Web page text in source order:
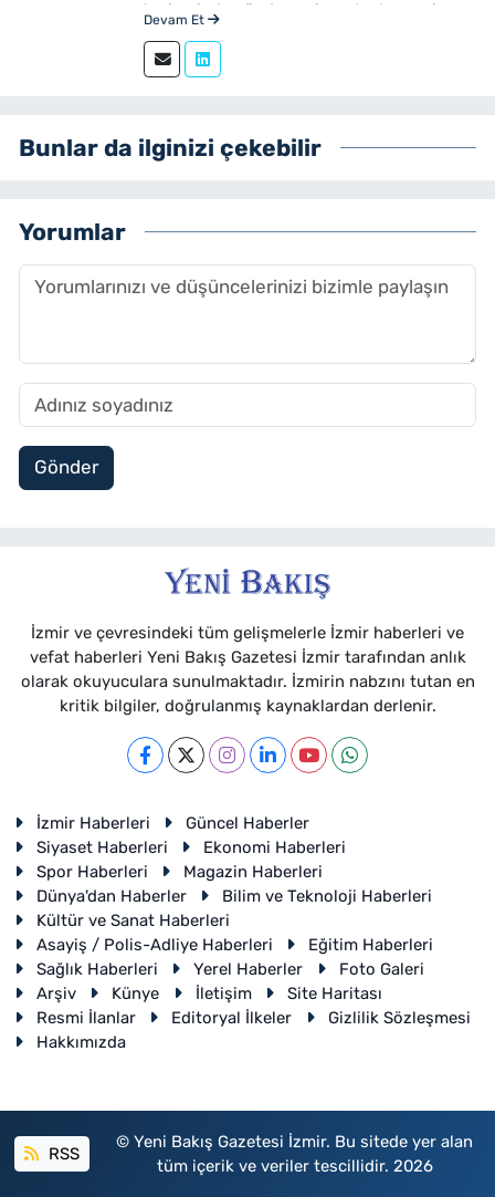
kariyerinde gündem, siyaset, ekonomi,
olmak üzere birçok alanda içerik üreten bir
gazetecidir. Ege Üniversitesi İletişim
olarak çalışmalarını sürdürmektedir.
Devam Et
Bunlar da ilginizi çekebilir
Yorumlar
Gönder
İzmir ve çevresindeki tüm gelişmelerle İzmir haberleri ve
vefat haberleri Yeni Bakış Gazetesi İzmir tarafından anlık
olarak okuyuculara sunulmaktadır. İzmirin nabzını tutan en
kritik bilgiler, doğrulanmış kaynaklardan derlenir.
İzmir Haberleri
Güncel Haberler
Siyaset Haberleri
Ekonomi Haberleri
Spor Haberleri
Magazin Haberleri
Dünya'dan Haberler
Bilim ve Teknoloji Haberleri
Kültür ve Sanat Haberleri
Asayiş / Polis-Adliye Haberleri
Eğitim Haberleri
Sağlık Haberleri
Yerel Haberler
Foto Galeri
Arşiv
Künye İletişim
Site Haritası
Resmi İlanlar
Editoryal İlkeler
Gizlilik Sözleşmesi
Hakkımızda
RSS
© Yeni Bakış Gazetesi İzmir. Bu sitede yer alan
tüm içerik ve veriler tescillidir. 2026